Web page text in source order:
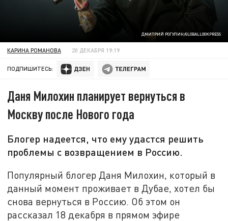
ДМИТРИЙ РОГУЛИН/GLOBALLOOKPRESS
КАРИНА РОМАНОВА 20 ДЕКАБРЯ 19:19
ПОДПИШИТЕСЬ:
Даня Милохин планирует вернуться в
Москву после Нового года
Блогер надеется, что ему удастся решить
проблемы с возвращением в Россию.
Популярный блогер Даня Милохин, который в
данный момент проживает в Дубае, хотел бы
снова вернуться в Россию. Об этом он
рассказал 18 декабря в прямом эфире